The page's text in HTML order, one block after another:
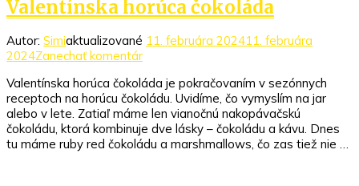
Valentínska horúca čokoláda
Autor: Simiaktualizované 11. februára 202411. februára
2024Zanechať komentárk
Valentínska
horúca
čokoláda
Valentínska horúca čokoláda je pokračovaním v sezónnych
receptoch na horúcu čokoládu. Uvidíme, čo vymyslím na jar
alebo v lete. Zatiaľ máme len vianočnú nakopávačskú
čokoládu, ktorá kombinuje dve lásky – čokoládu a kávu. Dnes
tu máme ruby red čokoládu a marshmallows, čo zas tiež nie …